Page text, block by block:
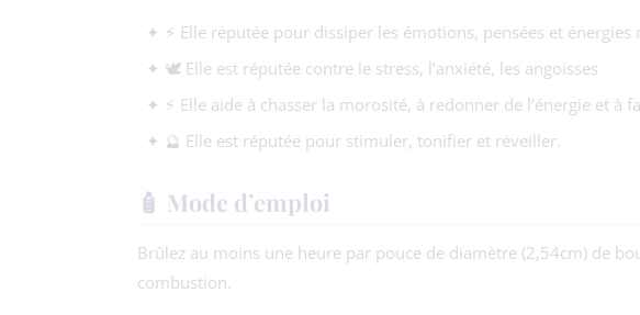
✦ ⚡ Elle réputée pour dissiper les émotions, pensées et
✦ 🕊️ Elle est réputée contre le stress, l’anxiété, les angoisses
✦ ⚡ Elle aide à chasser la morosité, à redonner de l’énergie et à
✦ 🔮 Elle est réputée pour stimuler, tonifier et réveiller.
🧴 Mode d’emploi
Brûlez au moins une heure par pouce de diamètre (2,54cm) de
combustion.